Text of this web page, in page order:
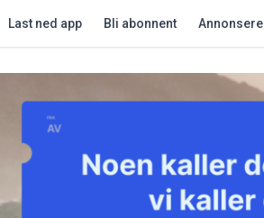
Last ned app Bli abonnent Annonsere